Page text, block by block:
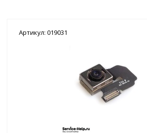
Артикул: 019031